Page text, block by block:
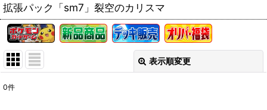
拡張パック「sm7」裂空のカリスマ
表示順変更
0件